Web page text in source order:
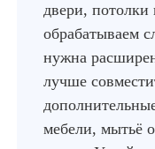
двери, потолки
обрабатываем
нужна
лучше
мебели, мытьё